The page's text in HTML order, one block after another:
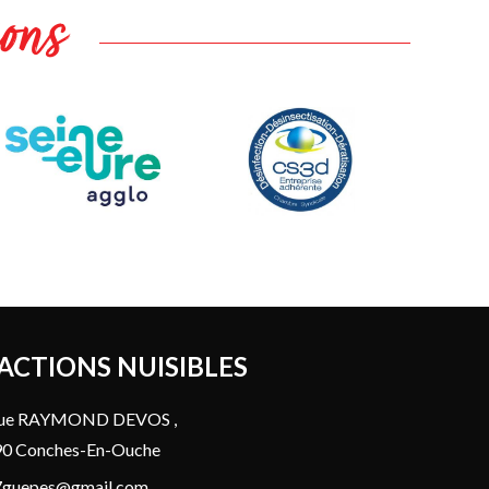
NUISIBLES
RAYMOND DEVOS ,
Conches-En-Ouche